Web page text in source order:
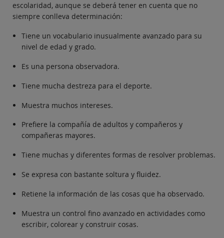
escolaridad, aunque se deberá tener en cuenta que no
siempre conlleva determinación:
Tiene un vocabulario inusualmente avanzado para su
nivel de edad y grado.
Es una persona observadora.
Tiene mucha destreza para el deporte.
Muestra muchos intereses.
Prefiere la compañía de adultos y compañeros y
compañeras mayores.
Tiene muchas y diferentes formas de resolver problemas.
Se expresa con bastante soltura y fluidez.
Retiene la información de las cosas que ha observado.
Muestra un control fino avanzado en actividades como
escribir, colorear y construir cosas.